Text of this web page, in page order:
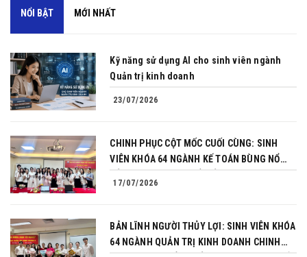
NỔI BẬT MỚI NHẤT
Kỹ năng sử dụng AI cho sinh viên ngành
Quản trị kinh doanh
23/07/2026
CHINH PHỤC CỘT MỐC CUỐI CÙNG: SINH
VIÊN KHÓA 64 NGÀNH KẾ TOÁN BÙNG NỔ
17/07/2026
BẢN LĨNH NGƯỜI THỦY LỢI: SINH VIÊN KHÓA
64 NGÀNH QUẢN TRỊ KINH DOANH CHINH